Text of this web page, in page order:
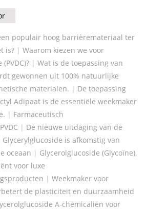
populair hoog barrièremateriaal ter
is? | Waarom kiezen we voor
| Wat is de toepassing van
gewonnen uit 100% natuurlijke
materialen. | De toepassing
Adipaat is de essentiële weekmaker
| Farmaceutisch
| De nieuwe uitdaging van de
Glycerylglucoside is afkomstig van
oceaan | Glycerolglucoside (Glycoïne),
voor luxe
| Weekmaker voor
de plasticiteit en duurzaamheid
A-chemicaliën voor